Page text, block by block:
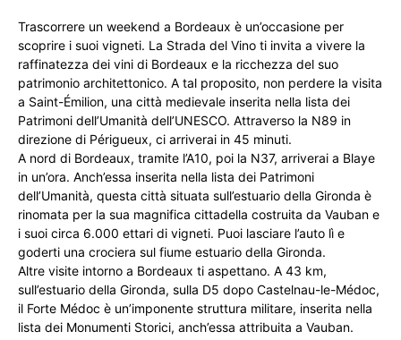
Trascorrere un weekend a Bordeaux è un’occasione per
scoprire i suoi vigneti. La Strada del Vino ti invita a vivere la
raffinatezza dei vini di Bordeaux e la ricchezza del suo
patrimonio architettonico. A tal proposito, non perdere la visita
a Saint-Émilion, una città medievale inserita nella lista dei
Patrimoni dell’Umanità dell’UNESCO. Attraverso la N89 in
direzione di Périgueux, ci arriverai in 45 minuti.
A nord di Bordeaux, tramite l’A10, poi la N37, arriverai a Blaye
in un’ora. Anch’essa inserita nella lista dei Patrimoni
dell’Umanità, questa città situata sull’estuario della Gironda è
rinomata per la sua magnifica cittadella costruita da Vauban e
i suoi circa 6.000 ettari di vigneti. Puoi lasciare l’auto lì e
goderti una crociera sul fiume estuario della Gironda.
Altre visite intorno a Bordeaux ti aspettano. A 43 km,
sull’estuario della Gironda, sulla D5 dopo Castelnau-le-Médoc,
il Forte Médoc è un’imponente struttura militare, inserita nella
lista dei Monumenti Storici, anch’essa attribuita a Vauban.